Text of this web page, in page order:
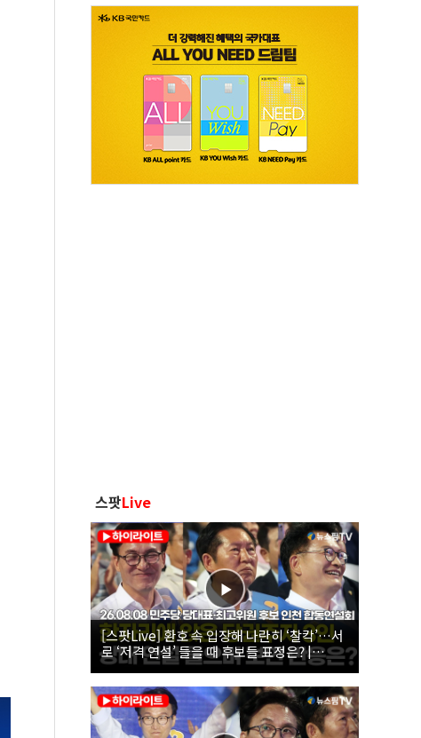
스팟Live
[스팟Live] 환호 속 입장해 나란히 ‘찰칵’…서
로 ‘저격 연설’ 들을 때 후보들 표정은? |
26.08.08 더불어민주당 당대표·최고위원 후
보 인천 합동연설회